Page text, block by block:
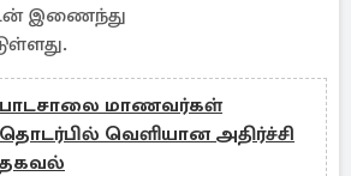
இணைந்து
பாடசாலை மாணவர்கள்
தொடர்பில் வெளியான அதிர்ச்சி
தகவல்